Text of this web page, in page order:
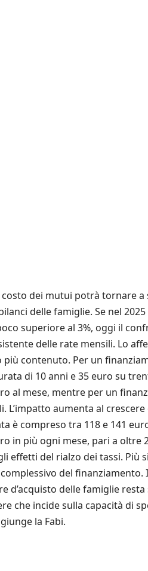
dei mutui potrà tornare a
delle famiglie. Se nel
superiore al 3%, oggi il
delle rate mensili. Lo
più contenuto. Per un
di 10 anni e 35 euro su
al mese, mentre per un
L’impatto aumenta al
è compreso tra 118 e 141
in più ogni mese, pari a oltre
effetti del rialzo dei tassi. Più
del finanziamento.
d’acquisto delle famiglie
che incide sulla capacità di
la Fabi.